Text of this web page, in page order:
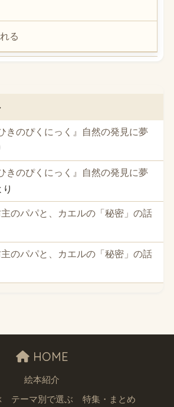
る
きのぴくにっく』自然の発見に夢
きのぴくにっく』自然の発見に夢
り
主のパパと、カエルの「秘密」の話
主のパパと、カエルの「秘密」の話
HOME
絵本紹介
テーマ別で選ぶ 特集・まとめ